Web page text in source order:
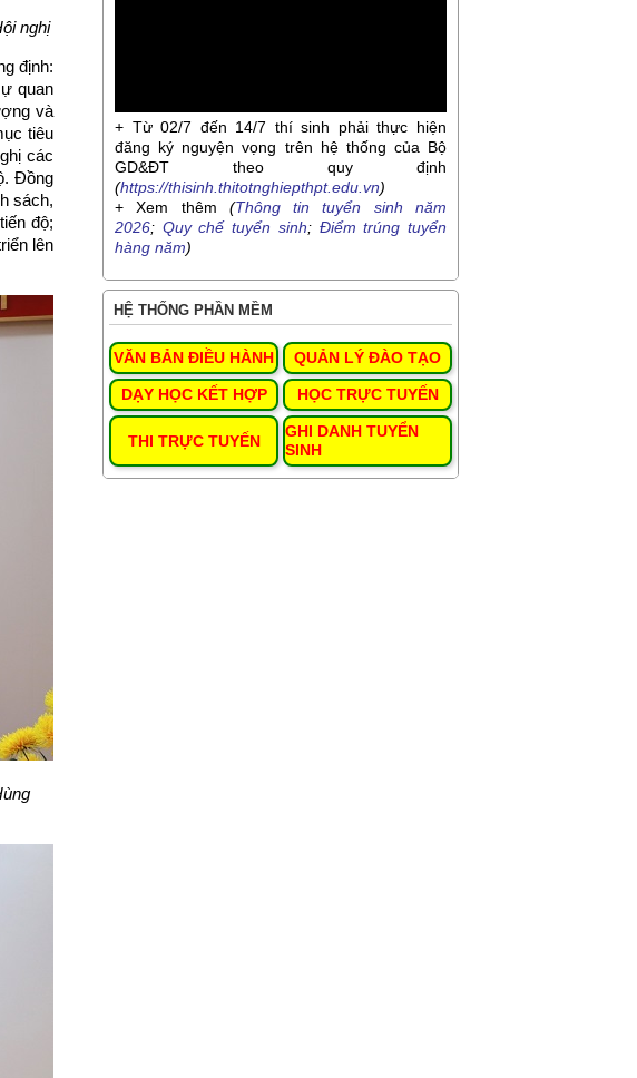
nghị
định:
quan
và
tiêu
các
Đồng
sách,
độ;
lên
+ Từ 02/7 đến 14/7 thí sinh phải thực hiện
đăng ký nguyện vọng trên hệ thống của Bộ
GD&ĐT theo quy định
(https://thisinh.thitotnghiepthpt.edu.vn)
+ Xem thêm (Thông tin tuyển sinh năm
2026; Quy chế tuyển sinh; Điểm trúng tuyển
hàng năm)
HỆ THỐNG PHẦN MỀM
VĂN BẢN ĐIỀU HÀNH QUẢN LÝ ĐÀO TẠO
DẠY HỌC KẾT HỢP HỌC TRỰC TUYẾN
THI TRỰC TUYẾN
GHI DANH TUYỂN
SINH